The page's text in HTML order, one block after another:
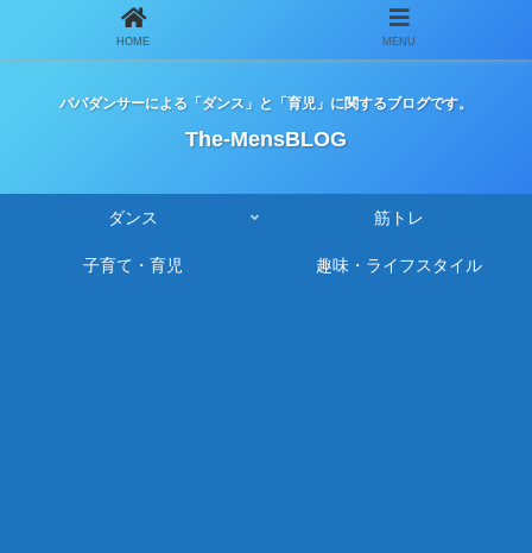
パパダンサーによる「ダンス」と「育児」に関するブログです。
The-MensBLOG
ダンス 筋トレ
子育て・育児 趣味・ライフスタイル
HOME MENU